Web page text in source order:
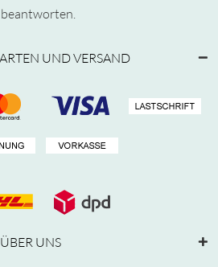
beantworten.
UND VERSAND
ÜBER UNS